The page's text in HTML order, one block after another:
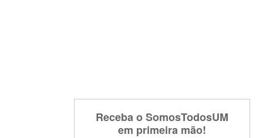
Receba o SomosTodosUM
em primeira mão!